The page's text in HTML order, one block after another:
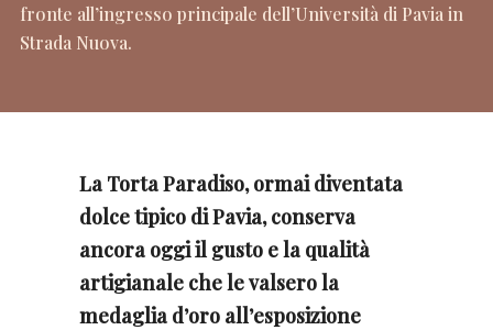
fronte all’ingresso principale dell’Università di Pavia in
Strada Nuova.
La Torta Paradiso, ormai diventata
dolce tipico di Pavia, conserva
ancora oggi il gusto e la qualità
artigianale che le valsero la
medaglia d’oro all’esposizione